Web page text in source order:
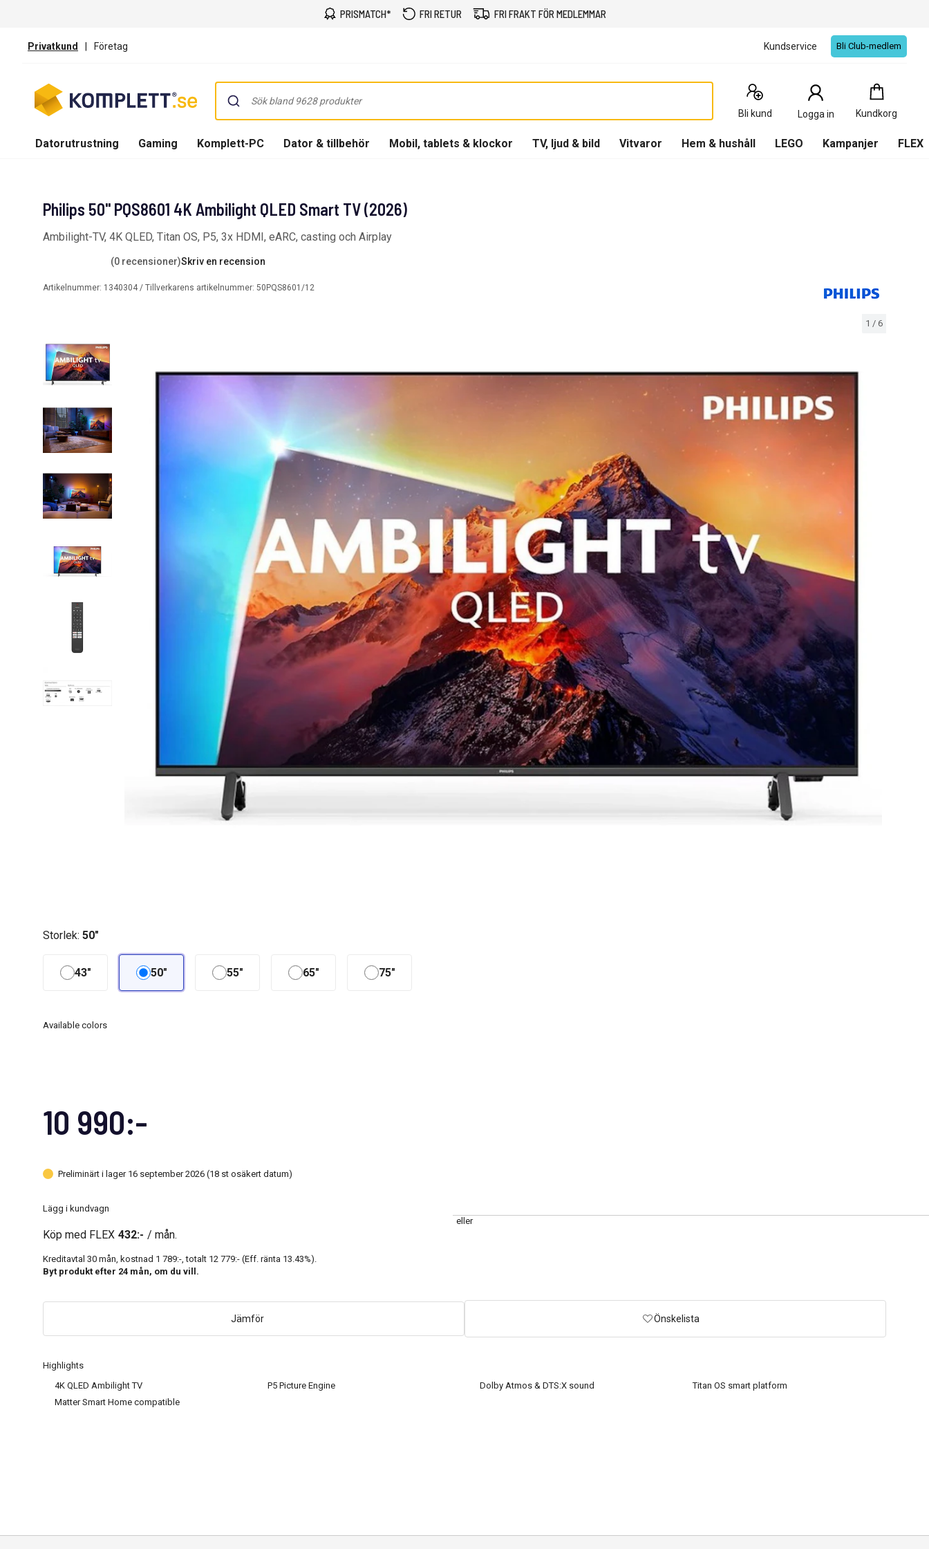
PRISMATCH* FRI RETUR FRI FRAKT FÖR MEDLEMMAR
Privatkund | Företag Kundservice Bli Club-medlem
Bli kund Logga in Kundkorg
Kundkorg
0
Produkter
Datorutrustning Gaming Komplett-PC Dator & tillbehör Mobil, tablets & klockor TV, ljud & bild Vitvaror Hem & hushåll LEGO Kampanjer FLEX
1 / 6
Highlights
4K QLED Ambilight TV
P5 Picture Engine Dolby Atmos & DTS:X sound
Titan OS smart platform
Matter Smart Home compatible
Philips 50'' PQS8601 4K Ambilight QLED Smart TV (2026)
Ambilight-TV, 4K QLED, Titan OS, P5, 3x HDMI, eARC, casting och Airplay
(0 recensioner)Skriv en recension
Artikelnummer: 1340304 / Tillverkarens artikelnummer: 50PQS8601/12
10 990:-
Storlek: 50"
43" 50" 55" 65" 75"
Available colors
Preliminärt i lager 16 september 2026 (18 st osäkert datum)
Lägg i kundvagn
eller
Köp med FLEX 432:- / mån.
Kreditavtal 30 mån, kostnad 1 789:- , totalt 12 779:- (Eff. ränta 13.43%).
Byt produkt efter 24 mån, om du vill.
Jämför Önskelista